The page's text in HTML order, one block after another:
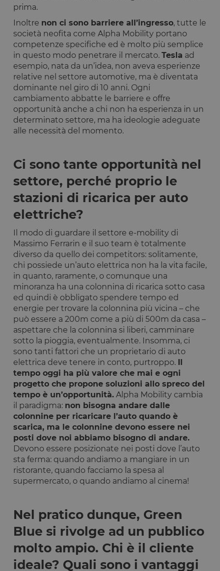
prima.
Inoltre non ci sono barriere all’ingresso, tutte le
società neofita come Alpha Mobility portano
competenze specifiche ed è molto più semplice
in questo modo penetrare il mercato. Tesla ad
esempio, nata da un’idea, non aveva esperienze
relative nel settore automotive, ma è diventata
dominante nel giro di 10 anni. Ogni
cambiamento abbatte le barriere e offre
opportunità anche a chi non ha esperienza in un
determinato settore, ma ha ideologie adeguate
alle necessità del momento.
Ci sono tante opportunità nel
settore, perché proprio le
stazioni di ricarica per auto
elettriche?
Il modo di guardare il settore e-mobility di
Massimo Ferrarin e il suo team è totalmente
diverso da quello dei competitors: solitamente,
chi possiede un’auto elettrica non ha la vita facile,
in quanto, raramente, o comunque una
minoranza ha una colonnina di ricarica sotto casa
ed quindi è obbligato spendere tempo ed
energie per trovare la colonnina più vicina – che
può essere a 200m come a più di 500m da casa –
aspettare che la colonnina si liberi, camminare
sotto la pioggia, eventualmente. Insomma, ci
sono tanti fattori che un proprietario di auto
elettrica deve tenere in conto, purtroppo. Il
tempo oggi ha più valore che mai e ogni
progetto che propone soluzioni allo spreco del
tempo è un’opportunità. Alpha Mobility cambia
il paradigma: non bisogna andare dalle
colonnine per ricaricare l’auto quando è
scarica, ma le colonnine devono essere nei
posti dove noi abbiamo bisogno di andare.
Devono essere posizionate nei posti dove l’auto
sta ferma: quando andiamo a mangiare in un
ristorante, quando facciamo la spesa al
supermercato, o quando andiamo al cinema!
Nel pratico dunque, Green
Blue si rivolge ad un pubblico
molto ampio. Chi è il cliente
ideale? Quali sono i vantaggi